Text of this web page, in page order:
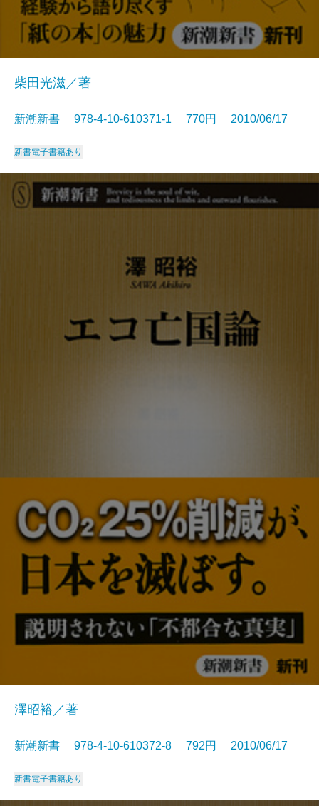
柴田光滋／著
新潮新書 978-4-10-610371-1 770円 2010/06/17
新書電子書籍あり
澤昭裕／著
新潮新書 978-4-10-610372-8 792円 2010/06/17
新書電子書籍あり